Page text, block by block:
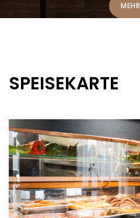
MEHR
SPEISEKARTE